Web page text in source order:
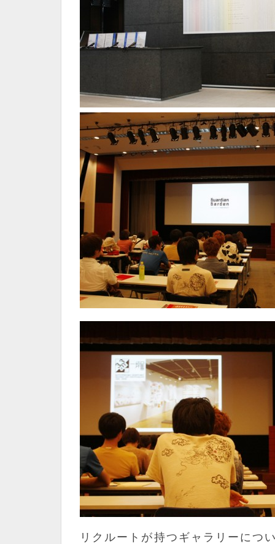
リクルートが持つギャラリーにつ